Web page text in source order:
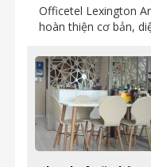
Officetel Lexington
hoàn thiện cơ bản,